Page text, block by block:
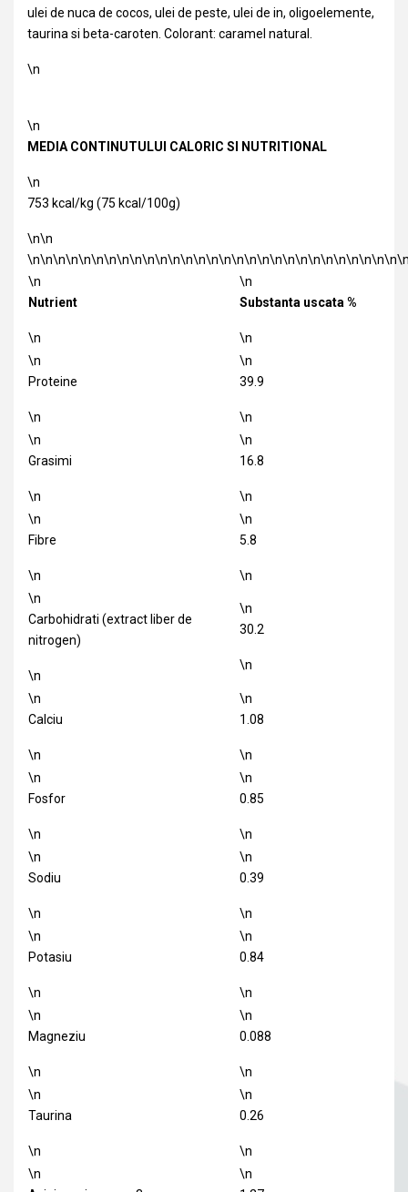
ulei de nuca de cocos, ulei de peste, ulei de in, oligoelemente,
taurina si beta-caroten. Colorant: caramel natural.
\n
\n
MEDIA CONTINUTULUI CALORIC SI NUTRITIONAL
\n
753 kcal/kg (75 kcal/100g)
\n\n
\n
Nutrient
\n
\n
Substanta uscata %
\n
\n
Proteine
\n
\n
39.9
\n
\n
Grasimi
\n
\n
16.8
\n
\n
Fibre
\n
\n
5.8
\n
\n
Carbohidrati (extract liber de
nitrogen)
\n
\n
30.2
\n
\n
Calciu
\n
\n
1.08
\n
\n
Fosfor
\n
\n
0.85
\n
\n
Sodiu
\n
\n
0.39
\n
\n
Potasiu
\n
\n
0.84
\n
\n
Magneziu
\n
\n
0.088
\n
\n
Taurina
\n
\n
0.26
\n
\n
\n